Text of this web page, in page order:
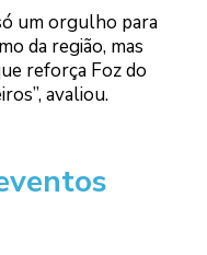
um orgulho para
da região, mas
reforça Foz do
avaliou.